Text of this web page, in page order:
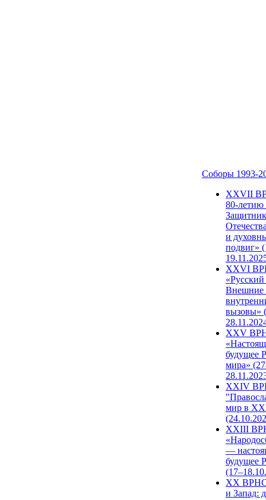
Соборы 1993-
ХХVII
80-
и
подвиг»
XXVI
Внешние
вызовы»
XXV
будущее
мира»
XXIV
мир в
XXIII
—
будущее
XX ВРНС
и Запад: